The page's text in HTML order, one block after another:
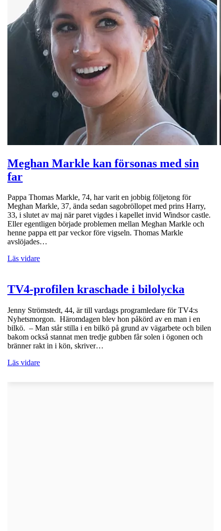
Meghan Markle kan försonas med sin
far
Pappa Thomas Markle, 74, har varit en jobbig följetong för
Meghan Markle, 37, ända sedan sagobröllopet med prins Harry,
33, i slutet av maj när paret vigdes i kapellet invid Windsor castle.
Eller egentligen började problemen mellan Meghan Markle och
henne pappa ett par veckor före vigseln. Thomas Markle
avslöjades…
Läs vidare
TV4-profilen kraschade i bilolycka
Jenny Strömstedt, 44, är till vardags programledare för TV4:s
Nyhetsmorgon. Häromdagen blev hon påkörd av en man i en
bilkö. – Man står stilla i en bilkö på grund av vägarbete och bilen
bakom också stannat men tredje gubben får solen i ögonen och
bränner rakt in i kön, skriver…
Läs vidare